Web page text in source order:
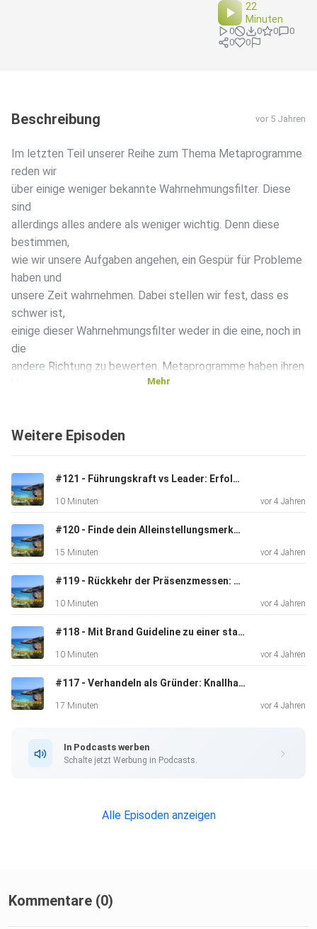
22
Minuten
0 0 0
0
0
0
Beschreibung vor 5 Jahren
Im letzten Teil unserer Reihe zum Thema Metaprogramme
reden wir
über einige weniger bekannte Wahrnehmungsfilter. Diese
sind
allerdings alles andere als weniger wichtig. Denn diese
bestimmen,
wie wir unsere Aufgaben angehen, ein Gespür für Probleme
haben und
unsere Zeit wahrnehmen. Dabei stellen wir fest, dass es
schwer ist,
einige dieser Wahrnehmungsfilter weder in die eine, noch in
die
andere Richtung zu bewerten. Metaprogramme haben ihren
Wahrnehmungsfilter und beschreiben, wie wir Menschen
aufnehmen und weiterverarbeiten. Wer weiß, welche
Metaprogramme
einem selbst und dem gegenüber zugrunde liegen, kann
Vorurteile
abbauen und sein Verhalten anpassen.
Mehr
Weitere Episoden
#121 - Führungskraft vs Leader: Erfolgreich mit Visionen führen
10 Minuten vor 4 Jahren
#120 - Finde dein Alleinstellungsmerkmal: USP definieren und entwickeln
15 Minuten vor 4 Jahren
#119 - Rückkehr der Präsenzmessen: Wie wichtig sind sie?
10 Minuten vor 4 Jahren
#118 - Mit Brand Guideline zu einer starken Markenidentität
10 Minuten vor 4 Jahren
#117 - Verhandeln als Gründer: Knallhart oder Kompromiss?
17 Minuten vor 4 Jahren
In Podcasts werben
Schalte jetzt Werbung in Podcasts.
Alle Episoden anzeigen
Kommentare (0)